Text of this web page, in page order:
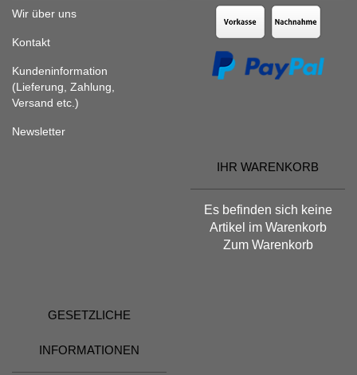
Wir über uns
Kontakt
Kundeninformation
(Lieferung, Zahlung,
Versand etc.)
Newsletter
IHR WARENKORB
Es befinden sich keine
Artikel im Warenkorb
Zum Warenkorb
GESETZLICHE
INFORMATIONEN